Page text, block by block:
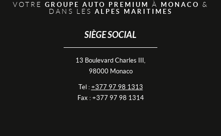
VOTRE GROUPE AUTO PREMIUM À MONACO &
DANS LES ALPES MARITIMES
SIÈGE SOCIAL
13 Boulevard Charles III,
98000 Monaco
Tel : +377 97 98 1313
Fax : +377 97 98 1314